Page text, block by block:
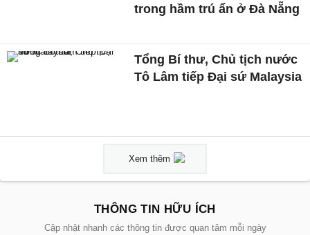
trong hầm trú ẩn ở Đà Nẵng
Tổng Bí thư, Chủ tịch nước
Tô Lâm tiếp Đại sứ Malaysia
Xem thêm
THÔNG TIN HỮU ÍCH
Cập nhật nhanh các thông tin được quan tâm mỗi ngày